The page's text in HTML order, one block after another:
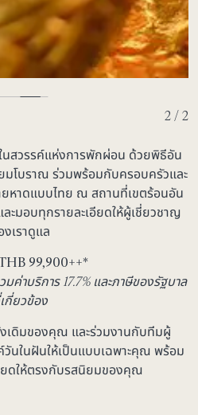
2 / 2
สวรรค์แห่งการพักผ่อน ด้วยพิธีอัน
มโบราณ ร่วมพร้อมกับครอบครัวและ
ยหาดแบบไทย ณ สถานที่เขตร้อนอัน
ะมอบทุกรายละเอียดให้ผู้เชี่ยวชาญ
งเราดูแล
99,900++*
ค่าบริการ 17.7% และภาษีของรัฐบาล
กี่ยวข้อง
เดิมของคุณ และร่วมงานกับทีมผู้
วันในฝันให้เป็นแบบเฉพาะคุณ พร้อม
ยดให้ตรงกับรสนิยมของคุณ